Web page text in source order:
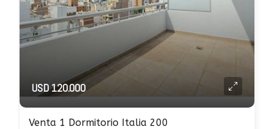
USD 120.000
Venta 1 Dormitorio Italia 200